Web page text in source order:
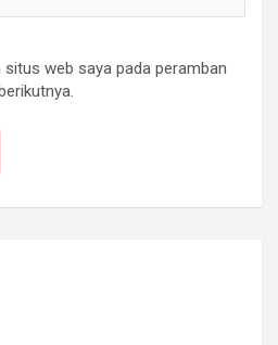
situs web saya pada peramban